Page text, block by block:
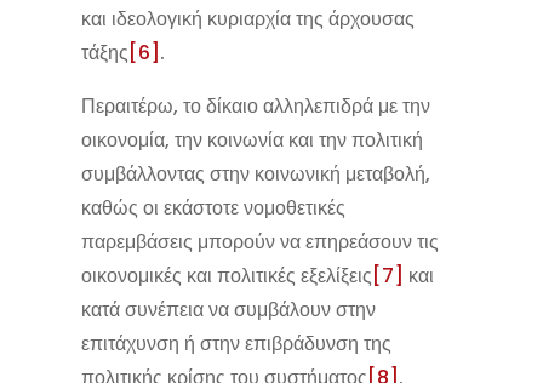
και ιδεολογική κυριαρχία της άρχουσας
τάξης [6] .
Περαιτέρω, το δίκαιο αλληλεπιδρά με την
οικονομία, την κοινωνία και την πολιτική
συμβάλλοντας στην κοινωνική μεταβολή,
καθώς οι εκάστοτε νομοθετικές
παρεμβάσεις μπορούν να επηρεάσουν τις
οικονομικές και πολιτικές εξελίξεις [7] και
κατά συνέπεια να συμβάλουν στην
επιτάχυνση ή στην επιβράδυνση της
πολιτικής κρίσης του συστήματος [8] .